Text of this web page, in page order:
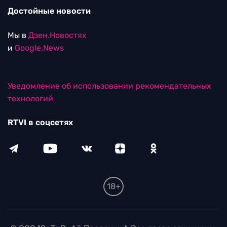
Достойные новости
Мы в Дзен.Новостях
и Google.News
Уведомление об использовании рекомендательных
технологий
RTVI в соцсетях
18+